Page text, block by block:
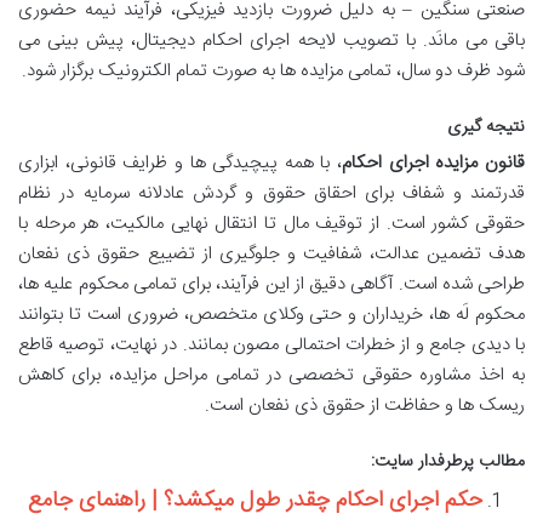
صنعتی سنگین – به دلیل ضرورت بازدید فیزیکی، فرآیند نیمه حضوری
باقی می مانَد. با تصویب لایحه اجرای احکام دیجیتال، پیش بینی می
شود ظرف دو سال، تمامی مزایده ها به صورت تمام الکترونیک برگزار شود.
نتیجه گیری
قانون مزایده اجرای احکام، با همه پیچیدگی ها و ظرایف قانونی، ابزاری
قدرتمند و شفاف برای احقاق حقوق و گردش عادلانه سرمایه در نظام
حقوقی کشور است. از توقیف مال تا انتقال نهایی مالکیت، هر مرحله با
هدف تضمین عدالت، شفافیت و جلوگیری از تضییع حقوق ذی نفعان
طراحی شده است. آگاهی دقیق از این فرآیند، برای تمامی محکوم علیه ها،
محکوم لَه ها، خریداران و حتی وکلای متخصص، ضروری است تا بتوانند
با دیدی جامع و از خطرات احتمالی مصون بمانند. در نهایت، توصیه قاطع
به اخذ مشاوره حقوقی تخصصی در تمامی مراحل مزایده، برای کاهش
ریسک ها و حفاظت از حقوق ذی نفعان است.
مطالب پرطرفدار سایت:
حکم اجرای احکام چقدر طول میکشد؟ | راهنمای جامع